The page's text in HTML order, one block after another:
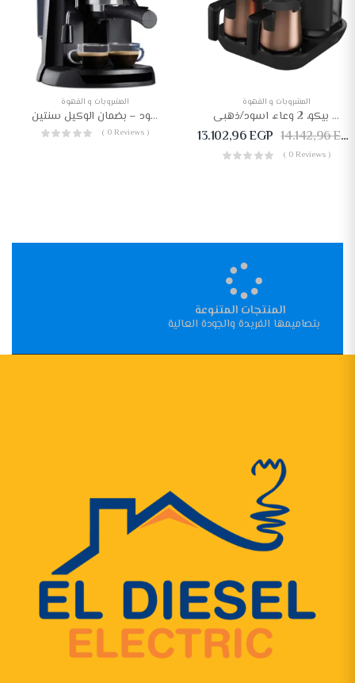
المشروبات و القهوة
ماكينة صناعة الكابتشينو والإسبريسو من ديلونجي، اسود – بضمان الوكيل سنتين
( 0 Reviews )
المشروبات و القهوة
ماكينة قهوة تركي بيكو، 2 وعاء، اسود/ذهبى – TKM 8961 B
13.102,96EGP 14.142,96EGP
( 0 Reviews )
المنتجات المتنوعة
بتصاميمها الفريدة والجودة العالية